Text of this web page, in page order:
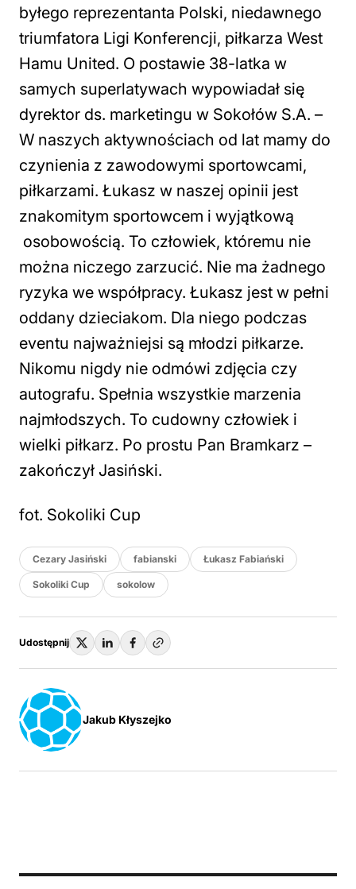
byłego reprezentanta Polski, niedawnego
triumfatora Ligi Konferencji, piłkarza West
Hamu United. O postawie 38-latka w
samych superlatywach wypowiadał się
dyrektor ds. marketingu w Sokołów S.A. –
W naszych aktywnościach od lat mamy do
czynienia z zawodowymi sportowcami,
piłkarzami. Łukasz w naszej opinii jest
znakomitym sportowcem i wyjątkową
osobowością. To człowiek, któremu nie
można niczego zarzucić. Nie ma żadnego
ryzyka we współpracy. Łukasz jest w pełni
oddany dzieciakom. Dla niego podczas
eventu najważniejsi są młodzi piłkarze.
Nikomu nigdy nie odmówi zdjęcia czy
autografu. Spełnia wszystkie marzenia
najmłodszych. To cudowny człowiek i
wielki piłkarz. Po prostu Pan Bramkarz –
zakończył Jasiński.
fot. Sokoliki Cup
Cezary Jasiński fabianski Łukasz Fabiański
Sokoliki Cup sokolow
Udostępnij
Jakub Kłyszejko